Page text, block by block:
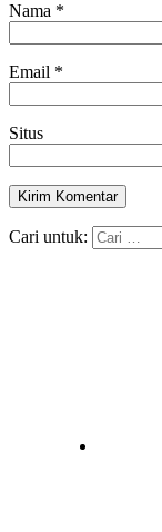
Nama *
Email *
Situs
Cari untuk: